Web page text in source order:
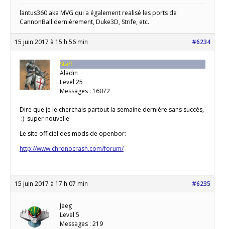
lantus360 aka MVG qui a également realisé les ports de
CannonBall dernièrement, Duke3D, Strife, etc.
15 juin 2017 à 15 h 56 min #6234
Staff
Aladin
Level 25
Messages : 16072
Dire que je le cherchais partout la semaine dernière sans succès,
:) super nouvelle
Le site officiel des mods de openbor:
http://www.chronocrash.com/forum/
15 juin 2017 à 17 h 07 min #6235
Jeeg
Level 5
Messages : 219